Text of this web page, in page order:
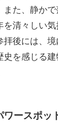
また、静か
を清々しい
拝後には、
史を感じる
ワースポッ